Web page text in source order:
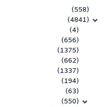
(558)
(4841)
(4)
(656)
(1375)
(662)
(1337)
(194)
(63)
(550)